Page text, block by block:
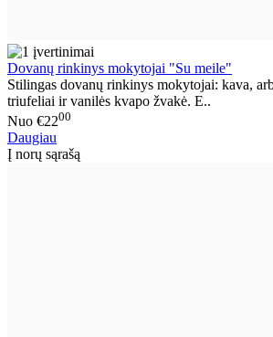
Dovanų rinkinys mokytojai "Su meile"
Stilingas dovanų rinkinys mokytojai: kava,
triufeliai ir vanilės kvapo žvakė. E..
Nuo €2200
Daugiau
Į norų sąrašą